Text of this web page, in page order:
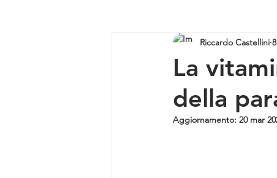
ESERCIZI
La
della
Riccardo Castellini
Aggiornamento: 20 mar